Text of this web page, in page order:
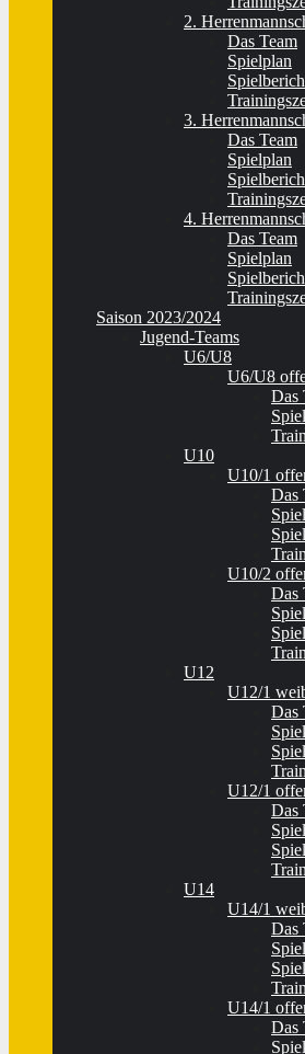
2.
Das Team
Spielplan
3.
Das Team
Spielplan
4.
Das Team
Spielplan
Saison 2023/2024
Jugend-Teams
U6/U8
U6/U8
Das
U10
U10/1
Das
U10/2
Das
U12
U12/1
Das
U12/1
Das
U14
U14/1
Das
U14/1
Das